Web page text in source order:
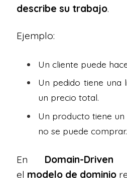
describe su trabajo.
Ejemplo:
Un cliente puede
Un pedido tiene una
un precio total.
Un producto tiene un
no se puede comprar.
En Domain-
el modelo de dominio